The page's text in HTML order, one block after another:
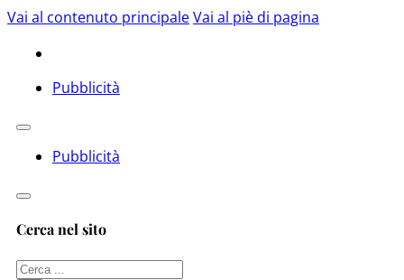
Vai al contenuto principaleVai al piè di pagina
Pubblicità
Pubblicità
Cerca nel sito
Cerca